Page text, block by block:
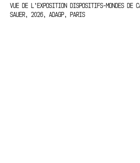
VUE DE L’EXPOSITION DISPOSITIFS-MONDES DE
SAUER, 2026, ADAGP, PARIS